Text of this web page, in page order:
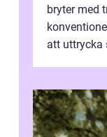
bryter med
att uttrycka